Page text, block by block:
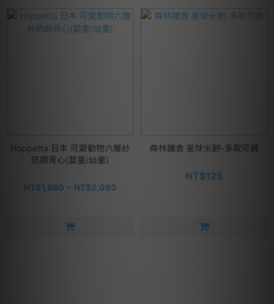
Hoppetta 日本 可愛動物六層紗
防踢背心(嬰童/幼童)
NT$1,880 ~ NT$2,080
森林麵食 星球米餅-多款可選
NT$125